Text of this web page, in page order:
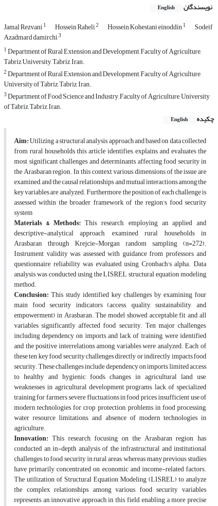
نویسندگان English
Jamal Rezvani1 Hossein Raheli2 Hossein Kohestani einoddin1 Sodeif
Azadmard damirchi3
1Department of Rural Extension and Development, Faculty of Agriculture,
Tabriz University, Tabriz, Iran.
2Department of Rural Extension and Development, Faculty of Agriculture,
University of Tabriz, Tabriz, Iran.
3Department of Food Science and Industry, Faculty of Agriculture, University
of Tabriz, Tabriz, Iran.
چکیده
English
Aim:Utilizing a structural analysis approach and based on data collected
from rural households, this article identifies, explains, and evaluates the
most significant challenges and determinants affecting food security in
the Arasbaran region. In this context, various dimensions of the issue are
examined, and the causal relationships and mutual interactions among the
key variables are analyzed. Furthermore, the position of each challenge is
assessed within the broader framework of the region’s food security
system
Materials & Methods:This research, employing an applied and
descriptive-analytical approach, examined rural households in
Arasbaran through Krejcie-Morgan random sampling (n=272).
Instrument validity was assessed with guidance from professors, and
questionnaire reliability was evaluated using Cronbach's alpha. Data
analysis was conducted using the LISREL structural equation modeling
method.
Conclusion:This study identified key challenges by examining four
main food security indicators (access, quality, sustainability, and
empowerment) in Arasbaran. The model showed acceptable fit, and all
variables significantly affected food security. Ten major challenges,
including dependency on imports and lack of training, were identified
and the positive interrelations among variables were analyzed. Each of
these ten key food security challenges directly or indirectly impacts food
security. These challenges include dependency on imports, limited access
to healthy and hygienic foods, changes in agricultural land use,
weaknesses in agricultural development programs, lack of specialized
training for farmers, severe fluctuations in food prices, insufficient use of
modern technologies for crop protection, problems in food processing,
water resource limitations, and absence of modern technologies in
agriculture.
Innovation: This research, focusing on the Arasbaran region, has
conducted an in-depth analysis of the infrastructural and institutional
challenges to food security in rural areas, whereas many previous studies
have primarily concentrated on economic and income-related factors.
The utilization of Structural Equation Modeling (LISREL) to analyze
the complex relationships among various food security variables
represents an innovative approach in this field, enabling a more precise